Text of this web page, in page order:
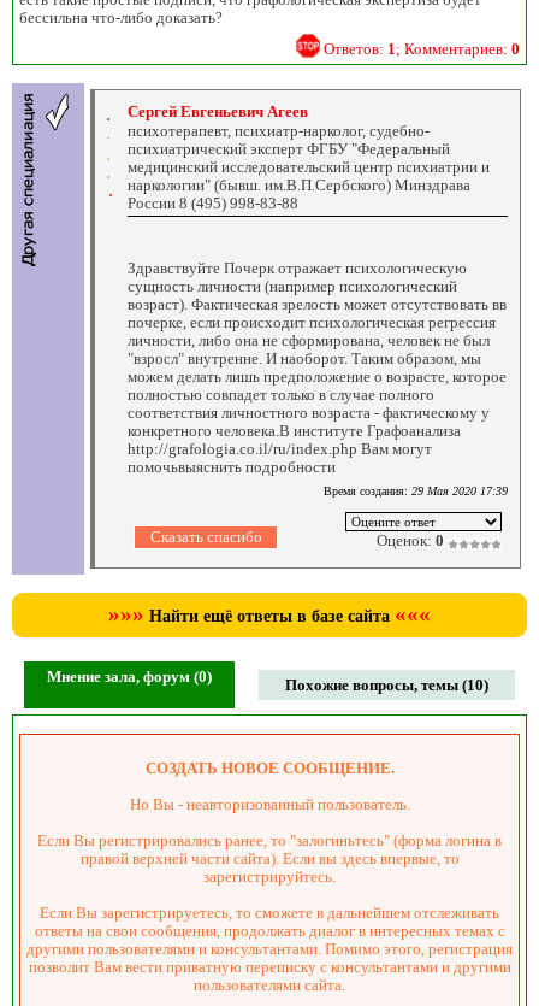
бессильна что-либо доказать?
Ответов: 1 ; Комментариев: 0
Сергей Евгеньевич Агеев
психотерапевт, психиатр-нарколог, судебно-
психиатрический эксперт ФГБУ "Федеральный
медицинский исследовательский центр психиатрии и
наркологии" (бывш. им.В.П.Сербского) Минздрава
России 8 (495) 998-83-88
Здравствуйте Почерк отражает психологическую
сущность личности (например психологический
возраст). Фактическая зрелость может отсутствовать вв
почерке, если происходит психологическая регрессия
личности, либо она не сформирована, человек не был
"взросл" внутренне. И наоборот. Таким образом, мы
можем делать лишь предположение о возрасте, которое
полностью совпадет только в случае полного
соответствия личностного возраста - фактическому у
конкретного человека.В институте Графоанализа
http://grafologia.co.il/ru/index.php Вам могут
помочьвыяснить подробности
Время создания: 29 Мая 2020 17:39
Оценок: 0
»»» Найти ещё ответы в базе сайта «««
Мнение зала, форум (0) Похожие вопросы, темы (10)
СОЗДАТЬ НОВОЕ СООБЩЕНИЕ.
Но Вы - неавторизованный пользователь.
Если Вы регистрировались ранее, то "залогиньтесь" (форма логина в
правой верхней части сайта). Если вы здесь впервые, то
зарегистрируйтесь.
Если Вы зарегистрируетесь, то сможете в дальнейшем отслеживать
ответы на свои сообщения, продолжать диалог в интересных темах с
другими пользователями и консультантами. Помимо этого, регистрация
позволит Вам вести приватную переписку с консультантами и другими
пользователями сайта.